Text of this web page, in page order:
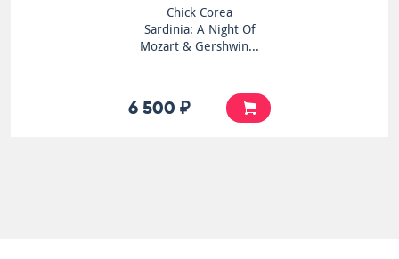
Chick Corea
Sardinia: A Night Of
Mozart & Gershwin...
6 500 ₽